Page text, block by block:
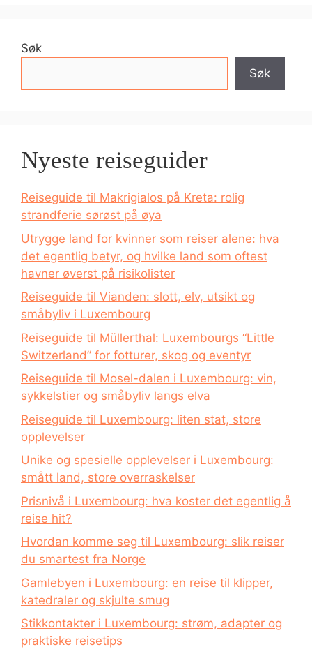
Søk
Søk
Nyeste reiseguider
Reiseguide til Makrigialos på Kreta: rolig
strandferie sørøst på øya
Utrygge land for kvinner som reiser alene: hva
det egentlig betyr, og hvilke land som oftest
havner øverst på risikolister
Reiseguide til Vianden: slott, elv, utsikt og
småbyliv i Luxembourg
Reiseguide til Müllerthal: Luxembourgs “Little
Switzerland” for fotturer, skog og eventyr
Reiseguide til Mosel-dalen i Luxembourg: vin,
sykkelstier og småbyliv langs elva
Reiseguide til Luxembourg: liten stat, store
opplevelser
Unike og spesielle opplevelser i Luxembourg:
smått land, store overraskelser
Prisnivå i Luxembourg: hva koster det egentlig å
reise hit?
Hvordan komme seg til Luxembourg: slik reiser
du smartest fra Norge
Gamlebyen i Luxembourg: en reise til klipper,
katedraler og skjulte smug
Stikkontakter i Luxembourg: strøm, adapter og
praktiske reisetips